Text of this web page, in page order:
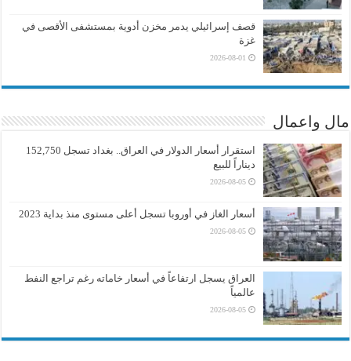
قصف إسرائيلي يدمر مخزن أدوية بمستشفى الأقصى في
غزة
2026-08-01
مال واعمال
استقرار أسعار الدولار في العراق.. بغداد تسجل 152,750
ديناراً للبيع
2026-08-05
أسعار الغاز في أوروبا تسجل أعلى مستوى منذ بداية 2023
2026-08-05
العراق يسجل ارتفاعاً في أسعار خاماته رغم تراجع النفط
عالمياً
2026-08-05